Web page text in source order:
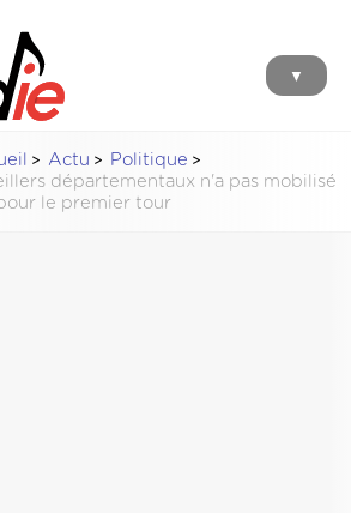
▼
Actu
Politique
départementaux n'a pas mobilisé
le premier tour